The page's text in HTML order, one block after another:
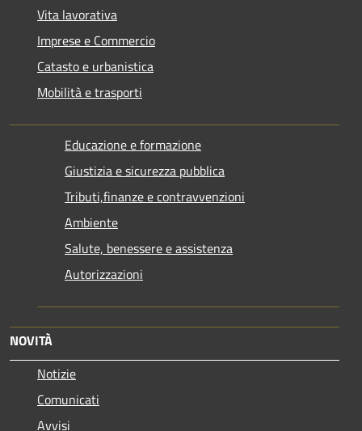
Vita lavorativa
Imprese e Commercio
Catasto e urbanistica
Mobilità e trasporti
Educazione e formazione
Giustizia e sicurezza pubblica
Tributi,finanze e contravvenzioni
Ambiente
Salute, benessere e assistenza
Autorizzazioni
NOVITÀ
Notizie
Comunicati
Avvisi